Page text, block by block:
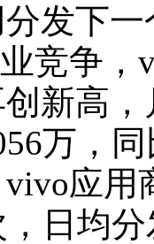
发下
竞争
新高
万，
应用
日均